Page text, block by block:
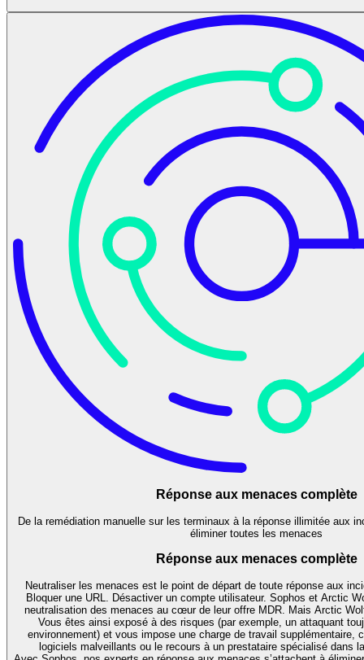
Réponse aux menaces complète
De la remédiation manuelle sur les terminaux à la réponse illimitée aux
éliminer toutes les menaces
Réponse aux menaces complète
Neutraliser les menaces est le point de départ de toute réponse aux
Bloquer une URL. Désactiver un compte utilisateur. Sophos et Arctic
neutralisation des menaces au cœur de leur offre MDR. Mais Arctic
Vous êtes ainsi exposé à des risques (par exemple, un attaquant
environnement) et vous impose une charge de travail supplémentaire,
logiciels malveillants ou le recours à un prestataire spécialisé dans